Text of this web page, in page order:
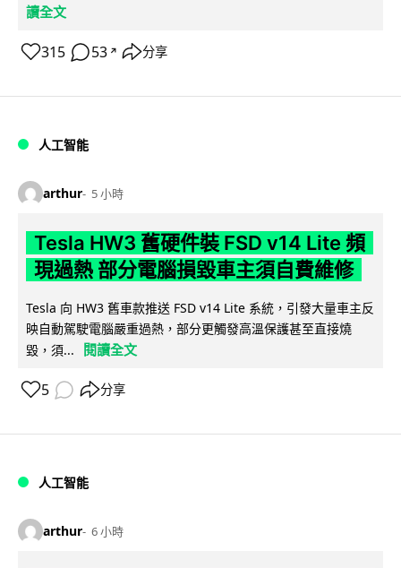
讀全文
315 53 ↗ 分享
人工智能
arthur 5 小時
Tesla HW3 舊硬件裝 FSD v14 Lite 頻
現過熱 部分電腦損毀車主須自費維修
Tesla 向 HW3 舊車款推送 FSD v14 Lite 系統，引發大量車主反
映自動駕駛電腦嚴重過熱，部分更觸發高溫保護甚至直接燒
毀，須...
閱讀全文
5 分享
人工智能
arthur 6 小時